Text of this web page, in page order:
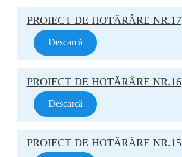
PROIECT DE HOTĂRÂRE NR.17
Descarcă
PROIECT DE HOTĂRÂRE NR.16
Descarcă
PROIECT DE HOTĂRÂRE NR.15